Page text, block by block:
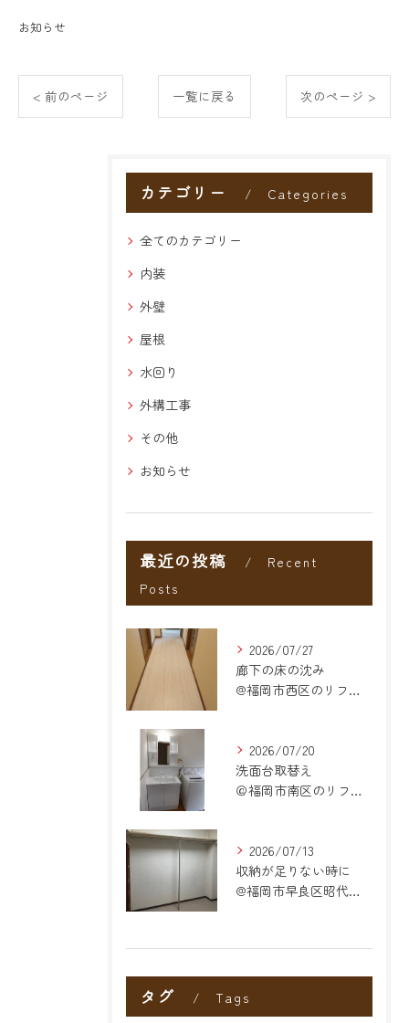
お知らせ
< 前のページ 一覧に戻る 次のページ >
カテゴリー Categories
全てのカテゴリー
内装
外壁
屋根
水回り
外構工事
その他
お知らせ
最近の投稿
Recent
Posts
2026/07/27
廊下の床の沈み
@福岡市西区のリフォーム
2026/07/20
洗面台取替え
＠福岡市南区のリフォーム
2026/07/13
収納が足りない時に
@福岡市早良区昭代のリフォーム
タグ Tags